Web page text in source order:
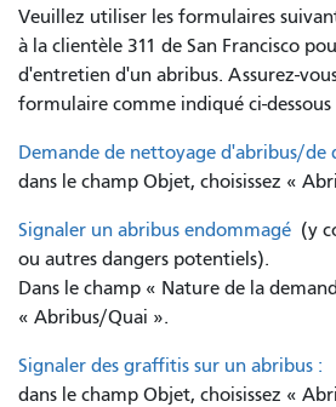
Veuillez utiliser les formulaires
à la clientèle 311 de San Francisco
d'entretien d'un abribus. Assurez-
formulaire comme indiqué ci-dessous
Demande de nettoyage d'abribus/de
dans le champ Objet, choisissez «
Signaler un abribus endommagé (y
ou autres dangers potentiels).
Dans le champ « Nature de la
« Abribus/Quai ».
Signaler des graffitis sur un abribus :
dans le champ Objet, choisissez «